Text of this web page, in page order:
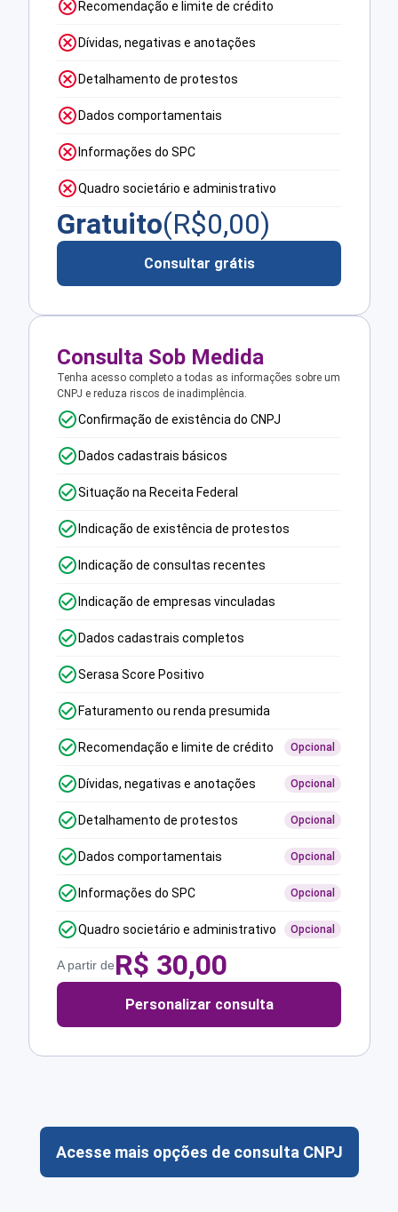
Recomendação e limite de crédito
Dívidas, negativas e anotações
Detalhamento de protestos
Dados comportamentais
Informações do SPC
Quadro societário e administrativo
Gratuito(R$0,00)
Consultar grátis
Consulta Sob Medida
Tenha acesso completo a todas as informações sobre um
CNPJ e reduza riscos de inadimplência.
Confirmação de existência do CNPJ
Dados cadastrais básicos
Situação na Receita Federal
Indicação de existência de protestos
Indicação de consultas recentes
Indicação de empresas vinculadas
Dados cadastrais completos
Serasa Score Positivo
Faturamento ou renda presumida
Recomendação e limite de crédito Opcional
Dívidas, negativas e anotações Opcional
Detalhamento de protestos Opcional
Dados comportamentais Opcional
Informações do SPC Opcional
Quadro societário e administrativo Opcional
A partir deR$ 30,00
Personalizar consulta
Acesse mais opções de consulta CNPJ